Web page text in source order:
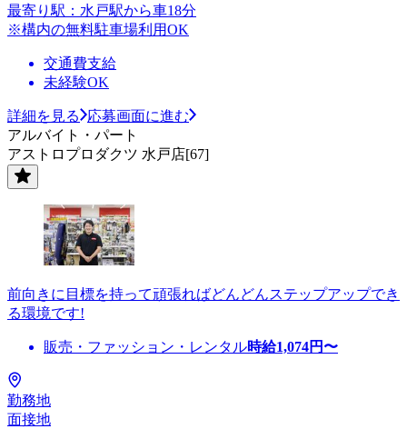
最寄り駅：水戸駅から車18分
※構内の無料駐車場利用OK
交通費支給
未経験OK
詳細を見る
応募画面に進む
アルバイト・パート
アストロプロダクツ 水戸店[67]
前向きに目標を持って頑張ればどんどんステップアップでき
る環境です!
販売・ファッション・レンタル時給1,074円〜
勤務地
面接地